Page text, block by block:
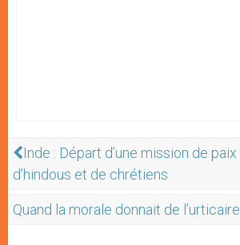
Inde : Départ d’une mission de
d’hindous et de chrétiens
Quand la morale donnait de l’urticaire